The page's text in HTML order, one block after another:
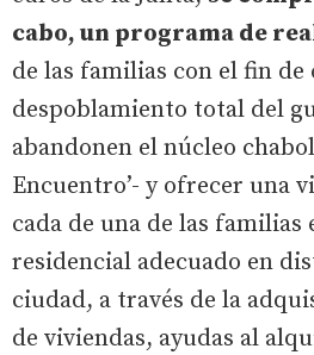
cabo, un programa de
de las familias con el fin de
despoblamiento total del
abandonen el núcleo
Encuentro’- y ofrecer una
cada de una de las familias
residencial adecuado en
ciudad, a través de la
de viviendas, ayudas al